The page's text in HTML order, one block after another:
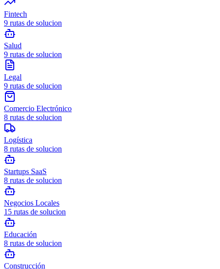
Fintech
9 rutas de solucion
Salud
9 rutas de solucion
Legal
9 rutas de solucion
Comercio Electrónico
8 rutas de solucion
Logística
8 rutas de solucion
Startups SaaS
8 rutas de solucion
Negocios Locales
15 rutas de solucion
Educación
8 rutas de solucion
Construcción